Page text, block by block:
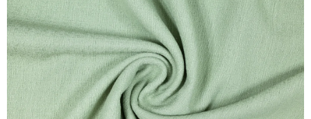
je
0,0
z
5
hviezdičiek.